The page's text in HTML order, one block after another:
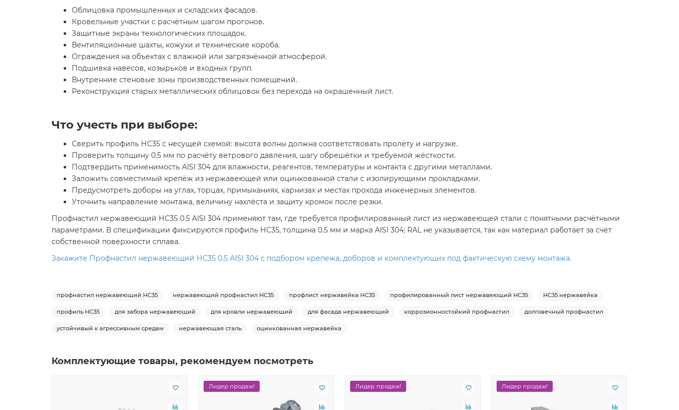
Облицовка промышленных и складских фасадов.
Кровельные участки с расчётным шагом прогонов.
Защитные экраны технологических площадок.
Вентиляционные шахты, кожухи и технические короба.
Ограждения на объектах с влажной или загрязнённой атмосферой.
Подшивка навесов, козырьков и входных групп.
Внутренние стеновые зоны производственных помещений.
Реконструкция старых металлических облицовок без перехода на окрашенный лист.
Что учесть при выборе:
Сверить профиль НС35 с несущей схемой: высота волны должна соответствовать пролёту и нагрузке.
Проверить толщину 0.5 мм по расчёту ветрового давления, шагу обрешётки и требуемой жёсткости.
Подтвердить применимость AISI 304 для влажности, реагентов, температуры и контакта с другими металлами.
Заложить совместимый крепёж из нержавеющей или оцинкованной стали с изолирующими прокладками.
Предусмотреть доборы на углах, торцах, примыканиях, карнизах и местах прохода инженерных элементов.
Уточнить направление монтажа, величину нахлёста и защиту кромок после резки.
Профнастил нержавеющий НС35 0.5 AISI 304 применяют там, где требуется профилированный лист из нержавеющей стали с понятными расчётными
параметрами. В спецификации фиксируются профиль НС35, толщина 0.5 мм и марка AISI 304; RAL не указывается, так как материал работает за счёт
собственной поверхности сплава.
Закажите Профнастил нержавеющий НС35 0.5 AISI 304 с подбором крепежа, доборов и комплектующих под фактическую схему монтажа.
профнастил нержавеющий НС35 нержавеющий профнастил НС35 профлист нержавейка НС35 профилированный лист нержавеющий НС35 НС35 нержавейка
профиль НС35 для забора нержавеющий для кровли нержавеющий для фасада нержавеющий коррозионностойкий профнастил долговечный профнастил
устойчивый к агрессивным средам нержавеющая сталь оцинкованная нержавейка
Комплектующие товары, рекомендуем посмотреть
Лидер продаж! Лидер продаж! Лидер продаж!